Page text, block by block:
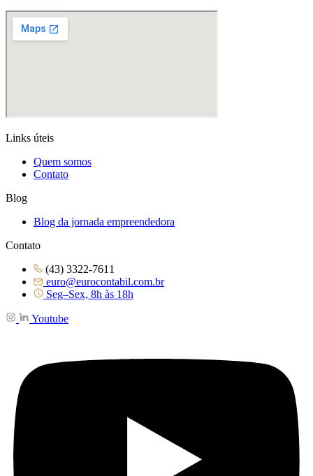
Links úteis
Quem somos
Contato
Blog
Blog da jornada empreendedora
Contato
(43) 3322-7611
euro@eurocontabil.com.br
Seg–Sex, 8h às 18h
Youtube